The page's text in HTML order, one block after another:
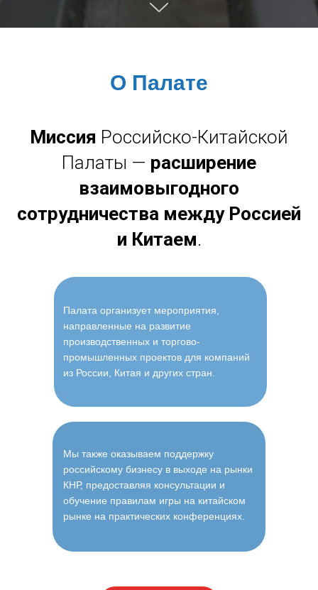
О Палате
Миссия Российско-Китайской
Палаты — расширение
взаимовыгодного
сотрудничества между Россией
и Китаем.
Палата организует мероприятия,
направленные на развитие
производственных и торгово-
промышленных проектов для компаний
из России, Китая и других стран.
Мы также оказываем поддержку
российскому бизнесу в выходе на рынки
КНР, предоставляя консультации и
обучение правилам игры на китайском
рынке на практических конференциях.